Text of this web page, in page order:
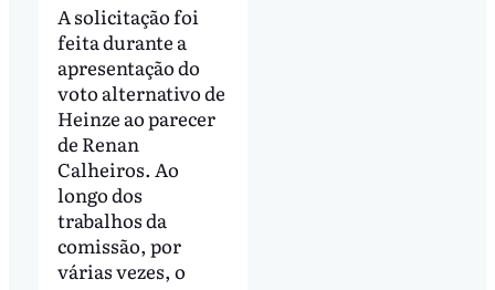
A solicitação foi
feita durante a
apresentação do
voto alternativo de
Heinze ao parecer
de Renan
Calheiros. Ao
longo dos
trabalhos da
comissão, por
várias vezes, o